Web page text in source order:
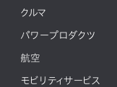
クルマ
パワープロダクツ
航空
モビリティサービス